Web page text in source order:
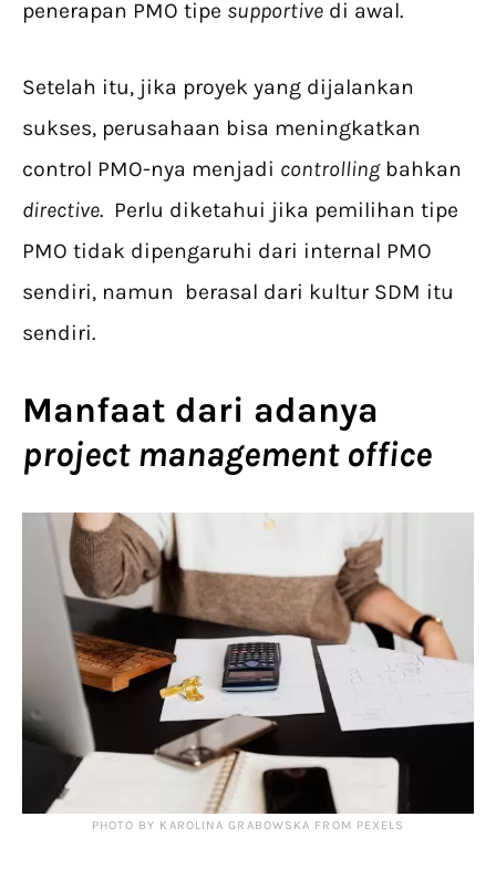
penerapan PMO tipe supportive di awal.
Setelah itu, jika proyek yang dijalankan
sukses, perusahaan bisa meningkatkan
control PMO-nya menjadi controllingbahkan
directive. Perlu diketahui jika pemilihan tipe
PMO tidak dipengaruhi dari internal PMO
sendiri, namun berasal dari kultur SDM itu
sendiri.
Manfaat dari adanya
project management office
PHOTO BY KAROLINA GRABOWSKA FROM PEXELS